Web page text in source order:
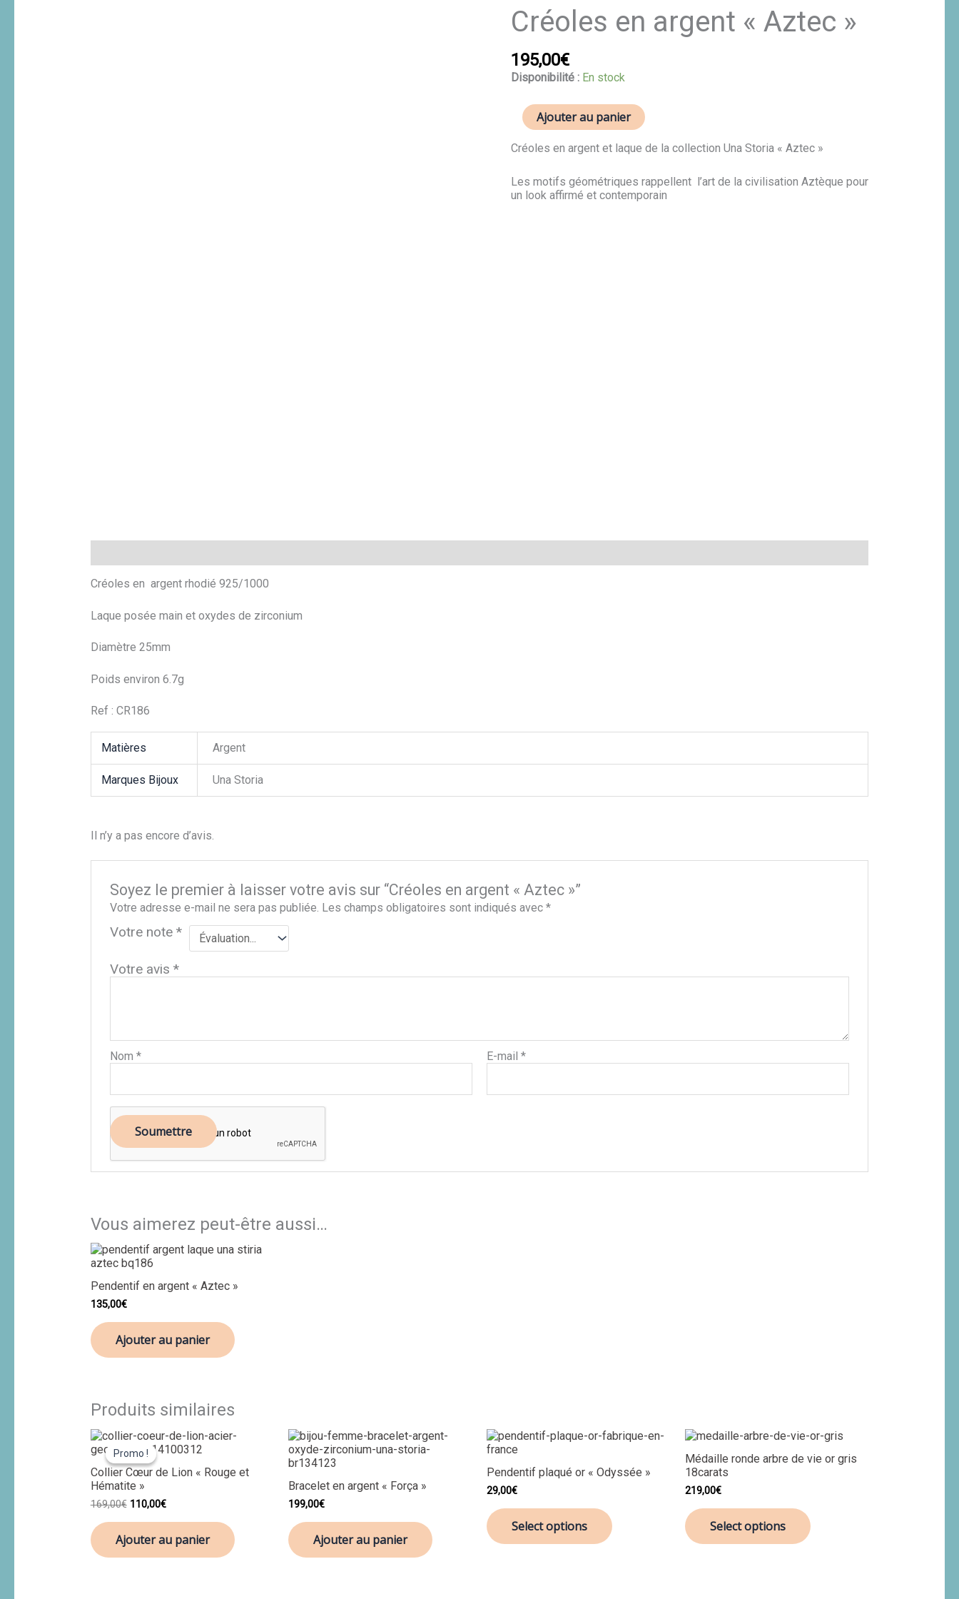
Créoles en argent « Aztec »
195,00€
Disponibilité : En stock
quantité
de
en
argent
"Aztec"
Ajouter au panier
Créoles en argent et laque de la collection Una Storia « Aztec »
Les motifs géométriques rappellent l’art de la civilisation Aztèque pour
un look affirmé et contemporain
Créoles en argent rhodié 925/1000
Laque posée main et oxydes de zirconium
Diamètre 25mm
Poids environ 6.7g
Ref : CR186
Matières Argent
Marques Bijoux Una Storia
Il n’y a pas encore d’avis.
Soyez le premier à laisser votre avis sur “Créoles en argent « Aztec »”
Votre adresse e-mail ne sera pas publiée. Les champs obligatoires sont indiqués avec*
Votre note*
Votre avis*
Nom* E-mail*
Vous aimerez peut-être aussi…
Pendentif en argent « Aztec »
135,00€
Ajouter au panier
Produits similaires
Promo !
Promo !
Collier Cœur de Lion « Rouge et
Hématite »
169,00€
Le
initial
était :
169,00€.
110,00€
Le
prix
est :
Ajouter au panier
Bracelet en argent « Força »
199,00€
Ajouter au panier
Pendentif plaqué or « Odyssée »
29,00€
Select options
Médaille ronde arbre de vie or gris
18carats
219,00€
Select options